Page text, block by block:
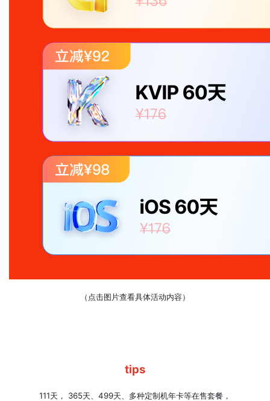
（点击图片查看具体活动内容）
tips
111天， 365天、499天、多种定制机年卡等在售套餐，